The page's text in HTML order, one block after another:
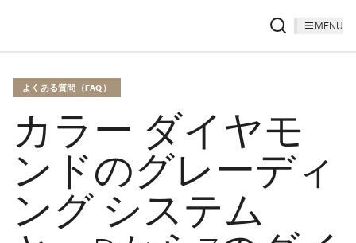
MENU
よくある質問（FAQ）
カラー ダイヤモ
ンドのグレーディ
ング システム